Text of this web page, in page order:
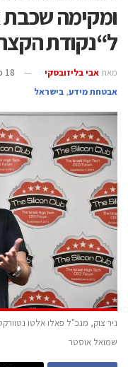
ומקימה
ל“נקודת
מאת אבי בליזובסקי
18 פברואר 2026
אבטחת מידע, בישראל
שמואל אוסטר